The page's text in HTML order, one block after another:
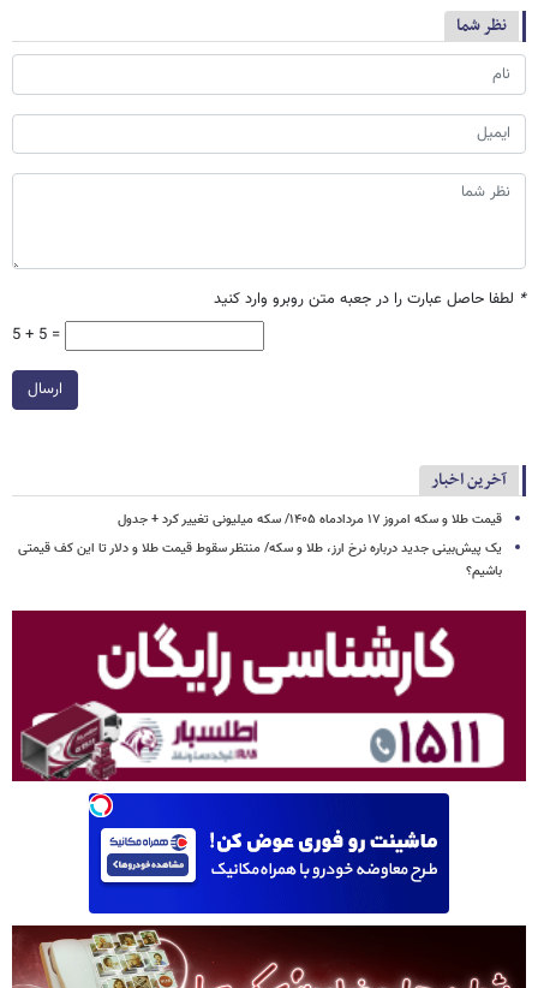
نظر شما
* لطفا حاصل عبارت را در جعبه متن روبرو وارد کنید
5 + 5 =
ارسال
آخرین اخبار
قیمت طلا و سکه امروز ۱۷ مردادماه ۱۴۰۵/ سکه میلیونی تغییر کرد + جدول
یک پیش‌بینی جدید درباره نرخ ارز، طلا و سکه/ منتظر سقوط قیمت طلا و دلار تا این کف قیمتی
باشیم؟